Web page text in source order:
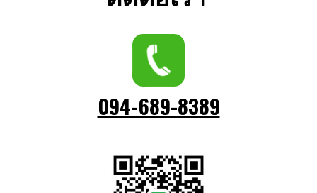
094-689-8389